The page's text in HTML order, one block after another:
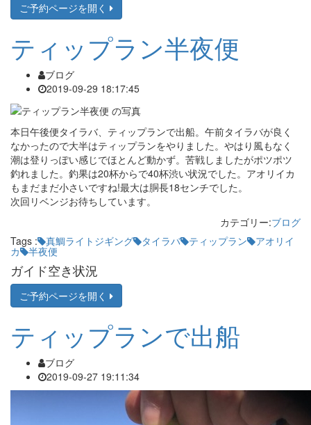
ご予約ページを開く
ティップラン半夜便
ブログ
2019-09-29 18:17:45
本日午後便タイラバ、ティップランで出船。午前タイラバが良く
なかったので大半はティップランをやりました。やはり風もなく
潮は登りっぽい感じでほとんど動かず。苦戦しましたがポツポツ
釣れました。釣果は20杯からで40杯渋い状況でした。アオリイカ
もまだまだ小さいですね!最大は胴長18センチでした。
次回リベンジお待ちしています。
カテゴリー:ブログ
Tags :
真鯛ライトジギング タイラバ ティップラン アオリイ
カ 半夜便
ガイド空き状況
ご予約ページを開く
ティップランで出船
ブログ
2019-09-27 19:11:34